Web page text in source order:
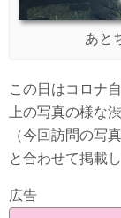
あと
この日はコロナ
上の写真の様な
（今回訪問の写
と合わせて掲載し
広告